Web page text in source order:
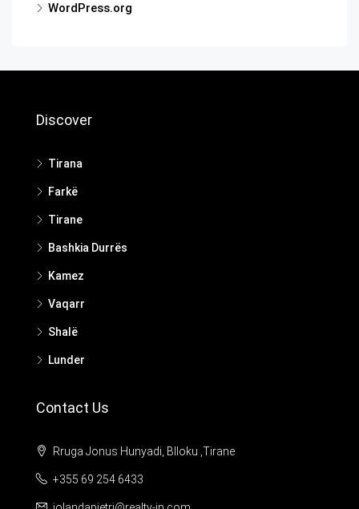
WordPress.org
Discover
Tirana
Farkë
Tirane
Bashkia Durrës
Kamez
Vaqarr
Shalë
Lunder
Contact Us
Rruga Jonus Hunyadi, Blloku ,Tirane
+355 69 254 6433